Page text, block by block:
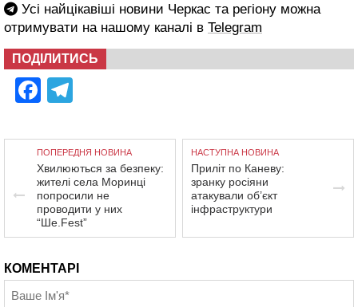
Усі найцікавіші новини Черкас та регіону можна
отримувати на нашому каналі в Telegram
ПОДІЛИТИСЬ
Facebook
ПОПЕРЕДНЯ НОВИНА
Хвилюються за безпеку:
жителі села Моринці
попросили не
проводити у них
“Ше.Fest”
НАСТУПНА НОВИНА
Приліт по Каневу:
зранку росіяни
атакували об’єкт
інфраструктури
КОМЕНТАРІ